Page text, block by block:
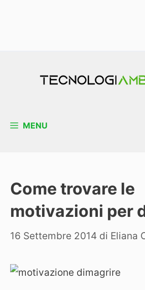
MENU
Come trovare le
motivazioni per
16 Settembre 2014 di Eliana